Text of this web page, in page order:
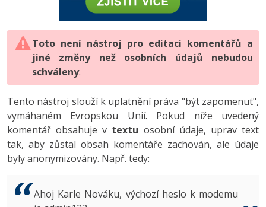
HTML5, CSS3, Bootstrap, SEO
SQL a databáze
Testování a verzování
UML a návrhové vzory
React
Spring
ASP.NET MVC
PHP
JavaScript
Python
HTML / CSS
UML a návrhové vzory
MySQL/MariaDB
MS-SQL
Vývojář mobilních aplikací
C# Game developer
Tester
Systémový administrátor
3D grafik
-80%
JavaScript -80%
PHP -80%
Swift -80%
Kotlin -80%
Digitální gramotnost
Marketing
WordPress
SEO
UX
Business
Photoshop -80%
Adobe Illustrator -80%
Adobe Lightroom
Adobe XD
Adobe InDesign -25%
Adobe After Effects
Toto není nástroj pro editaci komentářů a
jiné změny než osobních údajů nebudou
schváleny.
Tento nástroj slouží k uplatnění práva "být zapomenut",
vymáhaném Evropskou Unií. Pokud níže uvedený
komentář obsahuje v textu osobní údaje, uprav text
tak, aby zůstal obsah komentáře zachován, ale údaje
byly anonymizovány. Např. tedy:
Ahoj Karle Nováku, výchozí heslo k modemu